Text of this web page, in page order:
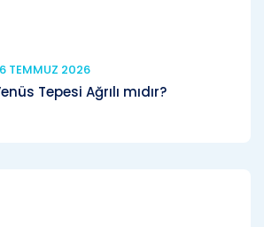
TEMMUZ 2026
Tepesi Ağrılı mıdır?